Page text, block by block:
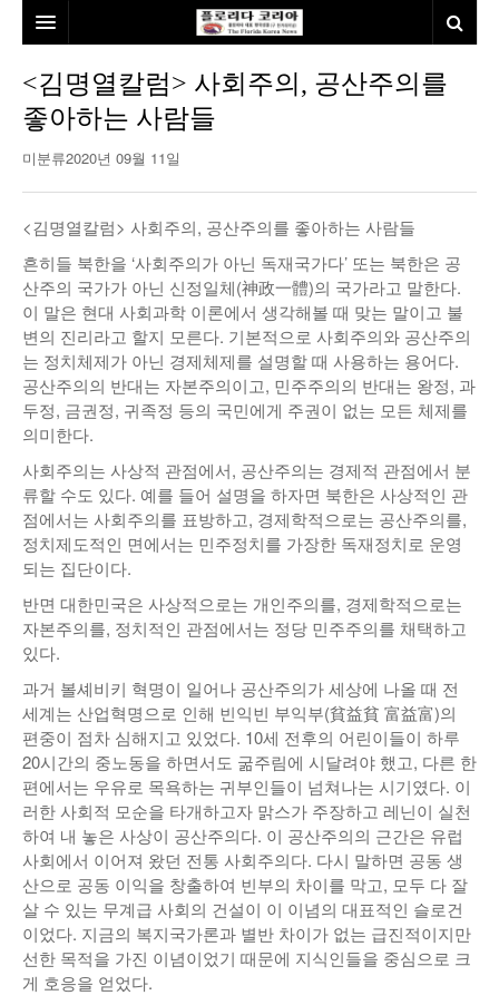
본사소개
뉴스
김명열칼럼
이명덕칼럼
김선옥칼럼
김원동칼럼
본보특집
100인선/독자광장
100인선
독자광장
여행
인근여행지
놀이공원
낚시/비치
골프
인터뷰/탐방
<김명열칼럼> 사회주의, 공산주의를
좋아하는 사람들
미분류2020년 09월 11일
<김명열칼럼> 사회주의, 공산주의를 좋아하는 사람들
흔히들 북한을 ‘사회주의가 아닌 독재국가다’ 또는 북한은 공
산주의 국가가 아닌 신정일체(神政一體)의 국가라고 말한다.
이 말은 현대 사회과학 이론에서 생각해볼 때 맞는 말이고 불
변의 진리라고 할지 모른다. 기본적으로 사회주의와 공산주의
는 정치체제가 아닌 경제체제를 설명할 때 사용하는 용어다.
공산주의의 반대는 자본주의이고, 민주주의의 반대는 왕정, 과
두정, 금권정, 귀족정 등의 국민에게 주권이 없는 모든 체제를
의미한다.
사회주의는 사상적 관점에서, 공산주의는 경제적 관점에서 분
류할 수도 있다. 예를 들어 설명을 하자면 북한은 사상적인 관
점에서는 사회주의를 표방하고, 경제학적으로는 공산주의를,
정치제도적인 면에서는 민주정치를 가장한 독재정치로 운영
되는 집단이다.
반면 대한민국은 사상적으로는 개인주의를, 경제학적으로는
자본주의를, 정치적인 관점에서는 정당 민주주의를 채택하고
있다.
과거 볼셰비키 혁명이 일어나 공산주의가 세상에 나올 때 전
세계는 산업혁명으로 인해 빈익빈 부익부(貧益貧 富益富)의
편중이 점차 심해지고 있었다. 10세 전후의 어린이들이 하루
20시간의 중노동을 하면서도 굶주림에 시달려야 했고, 다른 한
편에서는 우유로 목욕하는 귀부인들이 넘쳐나는 시기였다. 이
러한 사회적 모순을 타개하고자 맑스가 주장하고 레닌이 실천
하여 내 놓은 사상이 공산주의다. 이 공산주의의 근간은 유럽
사회에서 이어져 왔던 전통 사회주의다. 다시 말하면 공동 생
산으로 공동 이익을 창출하여 빈부의 차이를 막고, 모두 다 잘
살 수 있는 무계급 사회의 건설이 이 이념의 대표적인 슬로건
이었다. 지금의 복지국가론과 별반 차이가 없는 급진적이지만
선한 목적을 가진 이념이었기 때문에 지식인들을 중심으로 크
게 호응을 얻었다.